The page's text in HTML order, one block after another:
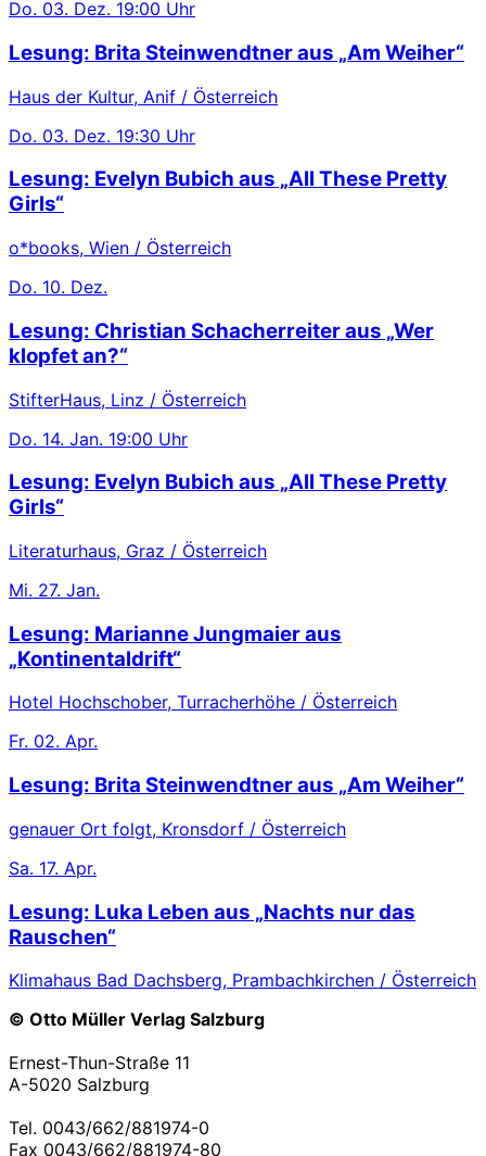
Do. 03. Dez. 19:00 Uhr
Lesung: Brita Steinwendtner aus „Am Weiher“
Haus der Kultur, Anif / Österreich
Do. 03. Dez. 19:30 Uhr
Lesung: Evelyn Bubich aus „All These Pretty
Girls“
o*books, Wien / Österreich
Do. 10. Dez.
Lesung: Christian Schacherreiter aus „Wer
klopfet an?“
StifterHaus, Linz / Österreich
Do. 14. Jan. 19:00 Uhr
Lesung: Evelyn Bubich aus „All These Pretty
Girls“
Literaturhaus, Graz / Österreich
Mi. 27. Jan.
Lesung: Marianne Jungmaier aus
„Kontinentaldrift“
Hotel Hochschober, Turracherhöhe / Österreich
Fr. 02. Apr.
Lesung: Brita Steinwendtner aus „Am Weiher“
genauer Ort folgt, Kronsdorf / Österreich
Sa. 17. Apr.
Lesung: Luka Leben aus „Nachts nur das
Rauschen“
Klimahaus Bad Dachsberg, Prambachkirchen / Österreich
© Otto Müller Verlag Salzburg
Ernest-Thun-Straße 11
A-5020 Salzburg
Tel. 0043/662/881974-0
Fax 0043/662/881974-80